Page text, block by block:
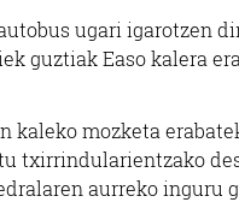
ugari igarotzen
guztiak Easo kalera
kaleko mozketa
txirrindularientzako
aurreko inguru